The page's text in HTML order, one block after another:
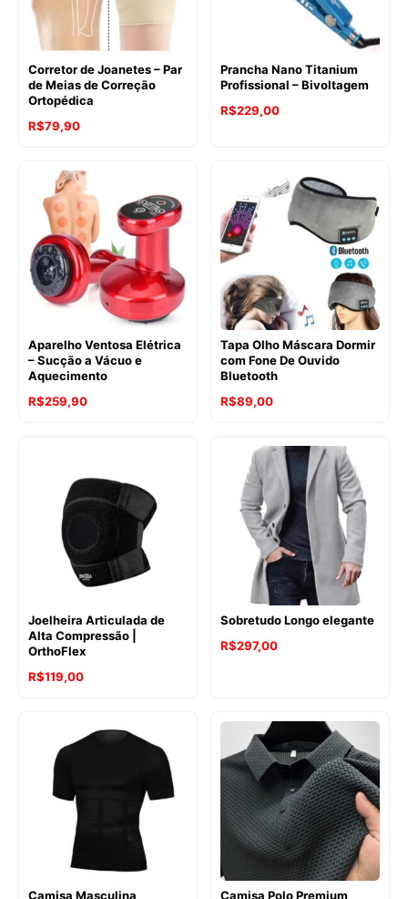
Corretor de Joanetes – Par
de Meias de Correção
Ortopédica
R$79,90
Prancha Nano Titanium
Profissional – Bivoltagem
R$229,00
Aparelho Ventosa Elétrica
– Sucção a Vácuo e
Aquecimento
R$259,90
Tapa Olho Máscara Dormir
com Fone De Ouvido
Bluetooth
R$89,00
Joelheira Articulada de
Alta Compressão |
OrthoFlex
R$119,00
Sobretudo Longo elegante
R$297,00
Camisa Masculina Camisa Polo Premium